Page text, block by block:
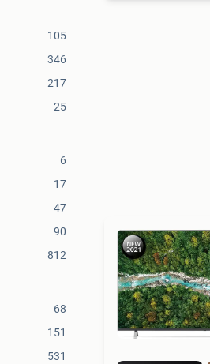
105
346
217
25
6
17
47
90
812
68
151
531